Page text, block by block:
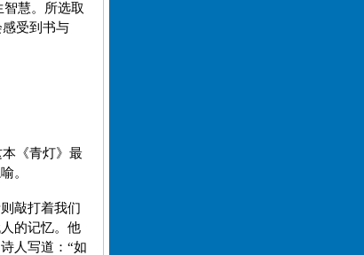
慧。所选取
受到书与
《青灯》最
。
敲打着我们
的记忆。他
人写道：“如